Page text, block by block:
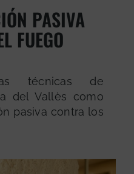
PASIVA
FUEGO
técnicas de
del Vallès como
pasiva contra los